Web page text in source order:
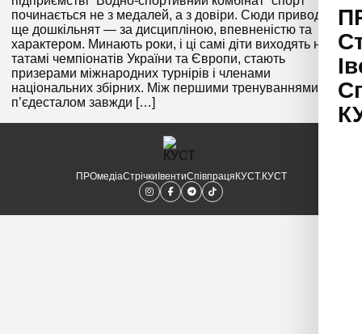
починається не з медалей, а з довіри. Сюди приводять
ще дошкільнят — за дисципліною, впевненістю та
характером. Минають роки, і ці самі діти виходять на
татамі чемпіонатів України та Європи, стають
призерами міжнародних турнірів і членами
національних збірних. Між першими тренуваннями і
п’єдесталом завжди […]
ПРОмедіаСтрічки ІвентиСпівпраця КУСТ.КУСТ